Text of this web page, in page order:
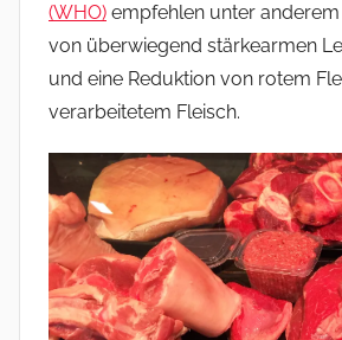
(WHO) empfehlen unter
von überwiegend stärkearmen
und eine Reduktion von rotem
verarbeitetem Fleisch.